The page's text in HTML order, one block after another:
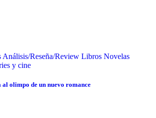
Análisis/Reseña/Review Libros Novelas
y cine
al olimpo de un nuevo romance